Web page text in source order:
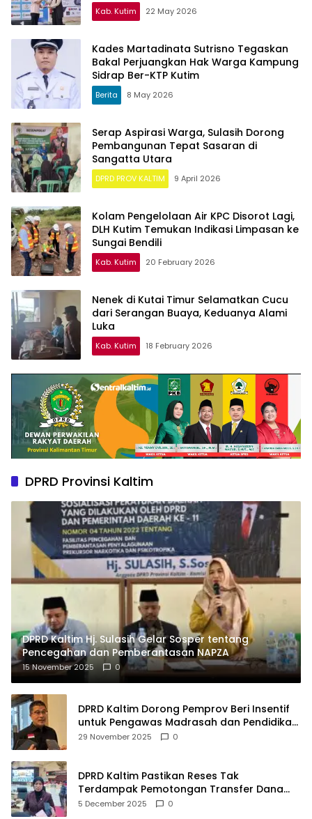
Kab. Kutim 22 May 2026
Kades Martadinata Sutrisno Tegaskan
Bakal Perjuangkan Hak Warga Kampung
Sidrap Ber-KTP Kutim
Berita 8 May 2026
Serap Aspirasi Warga, Sulasih Dorong
Pembangunan Tepat Sasaran di
Sangatta Utara
DPRD PROV KALTIM 9 April 2026
Kolam Pengelolaan Air KPC Disorot Lagi,
DLH Kutim Temukan Indikasi Limpasan ke
Sungai Bendili
Kab. Kutim 20 February 2026
Nenek di Kutai Timur Selamatkan Cucu
dari Serangan Buaya, Keduanya Alami
Luka
Kab. Kutim 18 February 2026
DPRD Provinsi Kaltim
DPRD Kaltim Hj. Sulasih Gelar Sosper tentang
Pencegahan dan Pemberantasan NAPZA
15 November 2025 0
DPRD Kaltim Dorong Pemprov Beri Insentif
untuk Pengawas Madrasah dan Pendidikan
Agama
29 November 2025 0
DPRD Kaltim Pastikan Reses Tak
Terdampak Pemotongan Transfer Dana
Pusat
5 December 2025 0